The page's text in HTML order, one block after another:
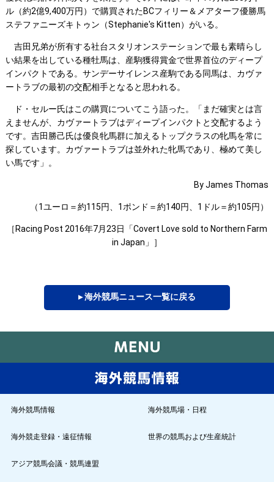
ル（約2億9,400万円）で購買されたBCフィリー＆メアターフ優勝馬
ステファニーズキトゥン（Stephanie's Kitten）がいる。
吉田兄弟が所有する社台スタリオンステーションで最も素晴らし
い結果を出している種牡馬は、産駒獲得賞金で世界首位のディープ
インパクトである。サンデーサイレンス産駒である同馬は、カヴァ
ートラブの最初の交配相手となると思われる。
ド・セルー氏はこの購買についてこう語った。「まだ確実とは言
えませんが、カヴァートラブはディープインパクトと交配するよう
です。吉田勝己氏は優良牝馬群に加えるトップクラスの牝馬を常に
探しています。カヴァートラブは並外れた牝馬であり、極めて美し
い馬です」。
By James Thomas
（1ユーロ＝約115円、1ポンド＝約140円、1ドル＝約105円）
［Racing Post 2016年7月23日「Covert Love sold to Northern Farm
in Japan」］
▸ 海外競馬ニュース一覧に戻る
海外競馬情報 海外競馬場・日程
海外競走登録・遠征情報 世界の競馬および生産統計
アジア競馬会議・競馬連盟